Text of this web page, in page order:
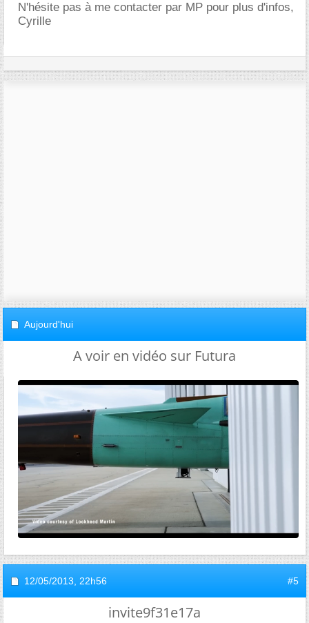
N'hésite pas à me contacter par MP pour plus d'infos,
Cyrille
Aujourd'hui
A voir en vidéo sur Futura
12/05/2013, 22h56 #5
invite9f31e17a